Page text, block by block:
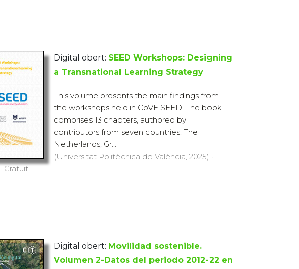
Digital obert: SEED Workshops: Designing
a Transnational Learning Strategy
This volume presents the main findings from
the workshops held in CoVE SEED. The book
comprises 13 chapters, authored by
contributors from seven countries: The
Netherlands, Gr...
(Universitat Politècnica de València, 2025) ·
Gratuït
Digital obert: Movilidad sostenible.
Volumen 2-Datos del periodo 2012-22 en